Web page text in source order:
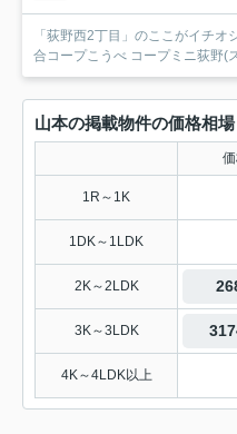
「荻野西2丁目」のここがイチ
合コープこうべ コープミニ荻野(
山本の掲載物件の価格相場
1R～1K
1DK～1LDK
2K～2LDK
3K～3LDK
4K～4LDK以上